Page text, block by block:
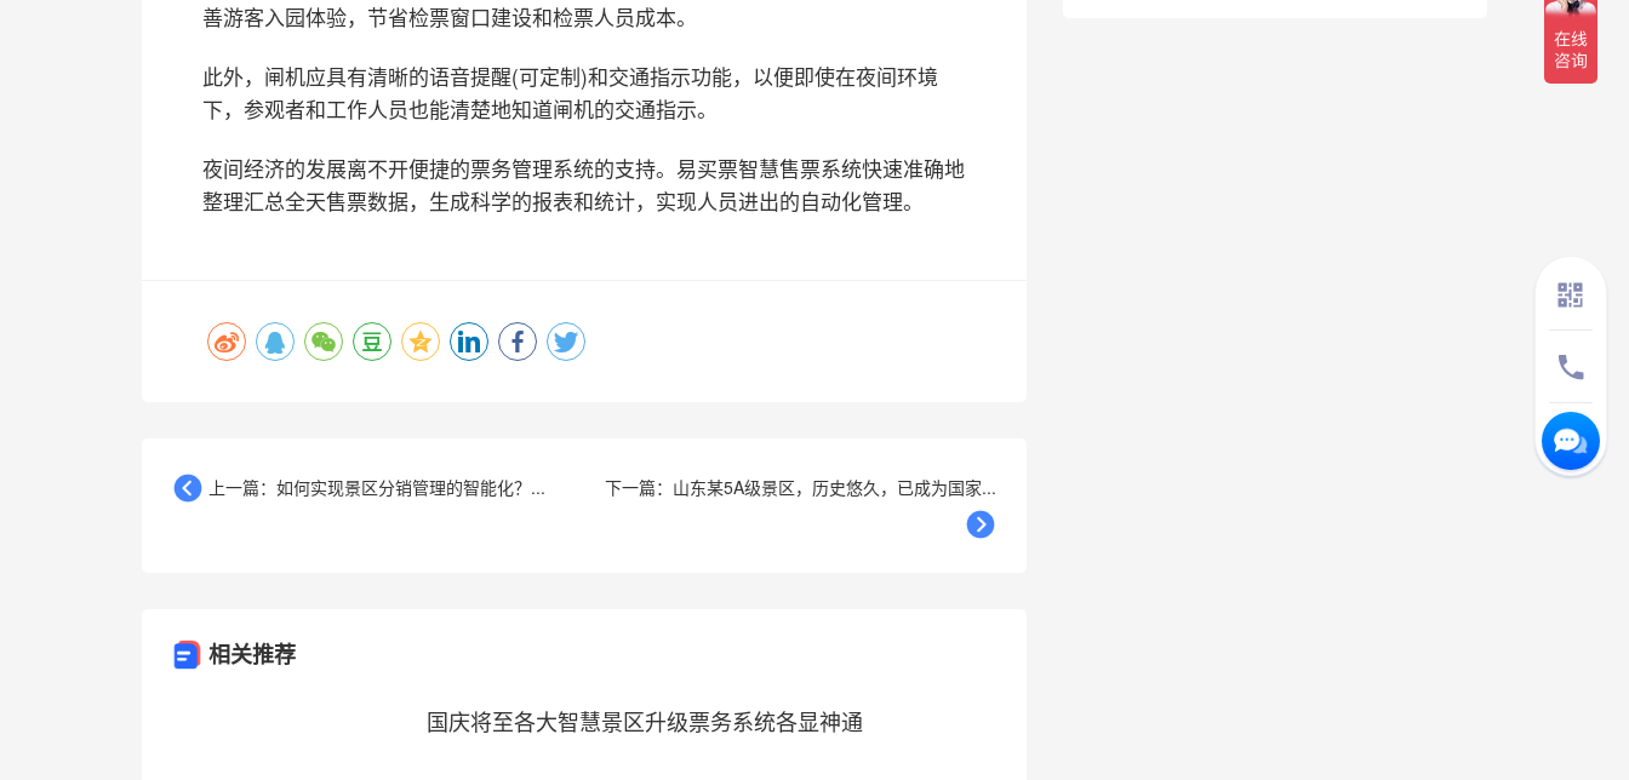
善游客入园体验，节省检票窗口建设和检票人员成本。
此外，闸机应具有清晰的语音提醒(可定制)和交通指示功能，以便即使在夜间环境
下，参观者和工作人员也能清楚地知道闸机的交通指示。
夜间经济的发展离不开便捷的票务管理系统的支持。易买票智慧售票系统快速准确地
整理汇总全天售票数据，生成科学的报表和统计，实现人员进出的自动化管理。
上一篇：如何实现景区分销管理的智能化？... 下一篇：山东某5A级景区，历史悠久，已成为国家...
相关推荐
国庆将至各大智慧景区升级票务系统各显神通